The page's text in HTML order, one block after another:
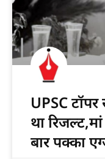
UPSC
था
बार पक्का